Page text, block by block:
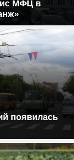
МФЦ в
появилась